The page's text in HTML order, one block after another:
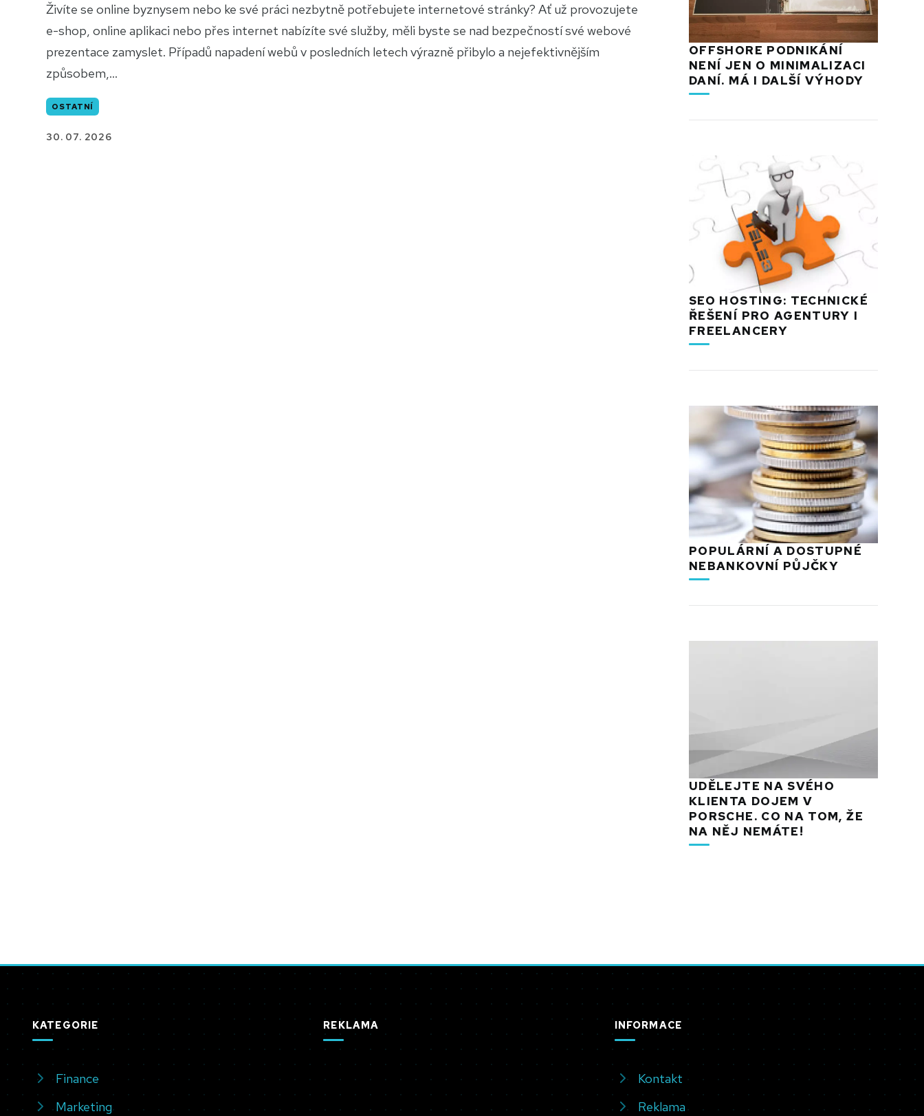
Živíte se online byznysem nebo ke své práci nezbytně potřebujete internetové stránky? Ať už provozujete
e-shop, online aplikaci nebo přes internet nabízíte své služby, měli byste se nad bezpečností své webové
prezentace zamyslet. Případů napadení webů v posledních letech výrazně přibylo a nejefektivnějším
způsobem,...
OSTATNÍ
30. 07. 2026
OFFSHORE PODNIKÁNÍ
NENÍ JEN O MINIMALIZACI
DANÍ. MÁ I DALŠÍ VÝHODY
SEO HOSTING: TECHNICKÉ
ŘEŠENÍ PRO AGENTURY I
FREELANCERY
POPULÁRNÍ A DOSTUPNÉ
NEBANKOVNÍ PŮJČKY
UDĚLEJTE NA SVÉHO
KLIENTA DOJEM V
PORSCHE. CO NA TOM, ŽE
NA NĚJ NEMÁTE!
KATEGORIE
Finance
Marketing
REKLAMA INFORMACE
Kontakt
Reklama